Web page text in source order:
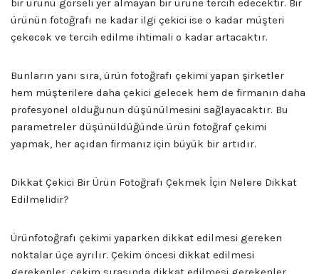
ürünün fotoğrafı ne kadar ilgi çekici ise o kadar müşteri
çekecek ve tercih edilme ihtimali o kadar artacaktır.
Bunların yanı sıra, ürün fotoğrafı çekimi yapan şirketler
hem müşterilere daha çekici gelecek hem de firmanın daha
profesyonel olduğunun düşünülmesini sağlayacaktır. Bu
parametreler düşünüldüğünde ürün fotoğraf çekimi
yapmak, her açıdan firmanız için büyük bir artıdır.
Dikkat Çekici Bir Ürün Fotoğrafı Çekmek İçin Nelere Dikkat
Edilmelidir?
Ürünfotoğrafı çekimi yaparken dikkat edilmesi gereken
noktalar üçe ayrılır. Çekim öncesi dikkat edilmesi